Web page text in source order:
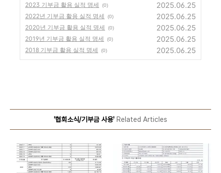
2023 기부금 활용 실적 명세 (0) 2025.06.25
2022년 기부금 활용 실적 명세 (0) 2025.06.25
2020년 기부금 활용 실적 명세 (0) 2025.06.25
2019년 기부금 활용 실적 명세 (0) 2025.06.25
2018 기부금 활용 실적 명세 (0) 2025.06.25
'협회소식/기부금 사용' Related Articles